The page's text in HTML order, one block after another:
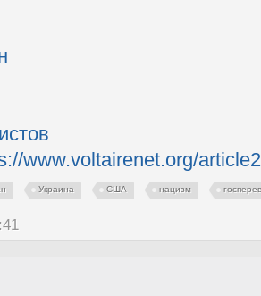
www.voltairenet.org/
Украина США нацизм